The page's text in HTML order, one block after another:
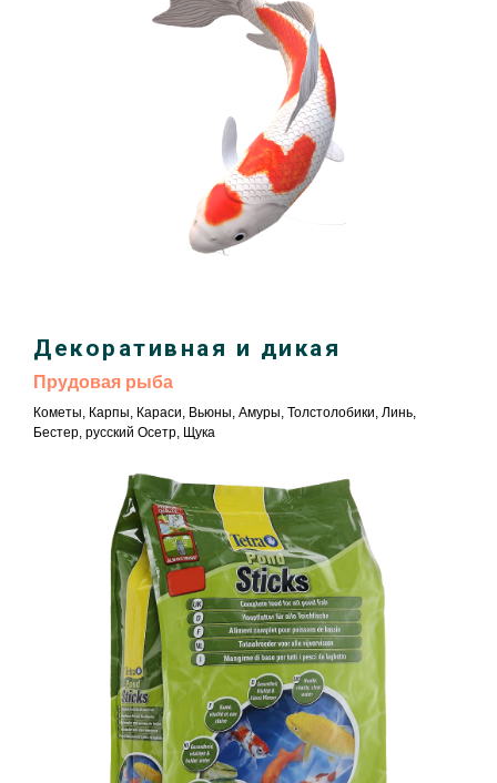
Декоративная и дикая
Прудовая рыба
Кометы, Карпы, Караси, Вьюны, Амуры, Толстолобики, Линь,
Бестер, русский Осетр, Щука